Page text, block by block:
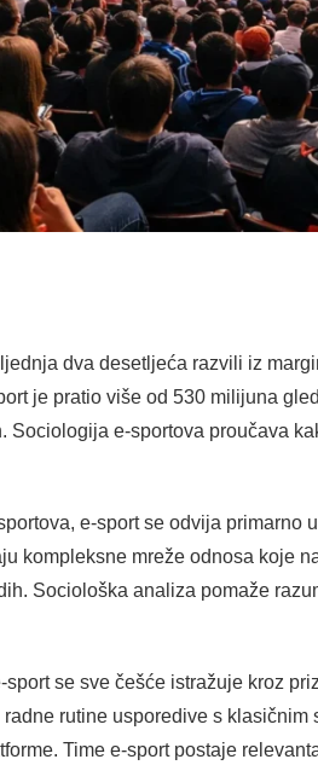
dva desetljeća razvili iz
je pratio više od 530 milijuna
Sociologija e-sportova proučava
e-sport se odvija primarno
kompleksne mreže odnosa koje
Sociološka analiza pomaže
sport se sve češće istražuje kroz
rutine usporedive s
Time e-sport postaje